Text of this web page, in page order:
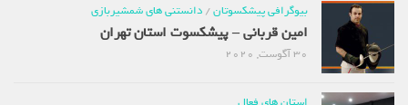
بیوگرافی پیشکسوتان/دانستنی های شمشیربازی
امین قربانی – پیشکسوت استان تهران